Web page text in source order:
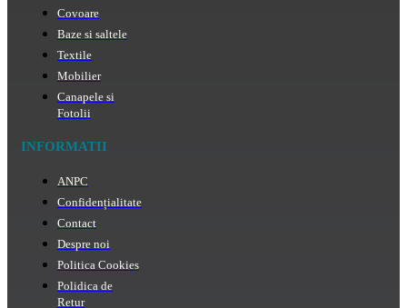
Covoare
Baze si saltele
Textile
Mobilier
Canapele si
Fotolii
INFORMATII
ANPC
Confidențialitate
Contact
Despre noi
Politica Cookies
Polidica de
Retur